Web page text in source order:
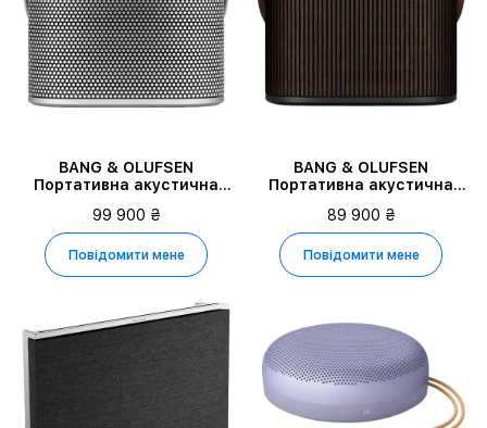
BANG & OLUFSEN
Портативна акустична
Spaced Aluminium
99 900 ₴
Повідомити мене
BANG & OLUFSEN
Портативна акустична
Dark Oak
89 900 ₴
Повідомити мене